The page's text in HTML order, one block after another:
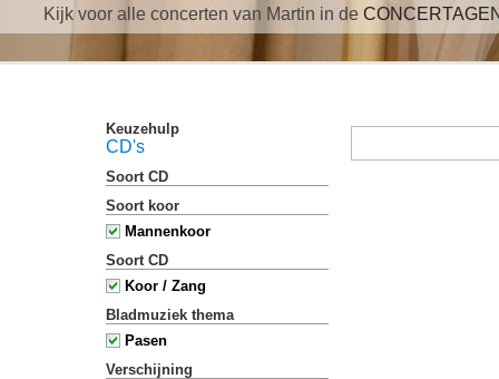
Kijk voor alle concerten van Martin in de
Keuzehulp
CD's
Soort CD
Soort koor
Mannenkoor
Soort CD
Koor / Zang
Bladmuziek thema
Pasen
Verschijning